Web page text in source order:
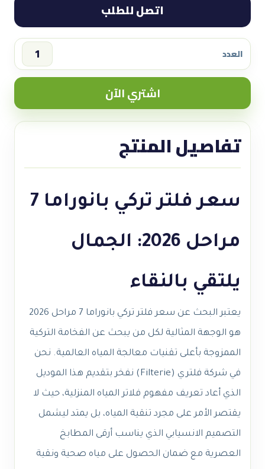
اتصل للطلب
العدد
سعر
فلتر
بانوراما
7
اشتري الآن
تفاصيل المنتج
سعر فلتر تركي بانوراما 7
مراحل 2026: الجمال
يلتقي بالنقاء
يعتبر البحث عن سعر فلتر تركي بانوراما 7 مراحل 2026
هو الوجهة المثالية لكل من يبحث عن الفخامة التركية
الممزوجة بأعلى تقنيات معالجة المياه العالمية. نحن
في شركة فلتري (Filterie) نفخر بتقديم هذا الموديل
الذي أعاد تعريف مفهوم فلاتر المياه المنزلية، حيث لا
يقتصر الأمر على مجرد تنقية المياه، بل يمتد ليشمل
التصميم الانسيابي الذي يناسب أرقى المطابخ
العصرية مع ضمان الحصول على مياه صحية ونقية